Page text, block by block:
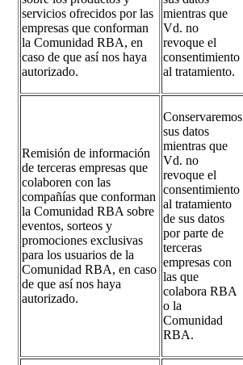
servicios ofrecidos por las
empresas que conforman
la Comunidad RBA, en
caso de que así nos haya
autorizado.
mientras que
Vd. no
revoque el
consentimiento
al tratamiento.
Remisión de información
de terceras empresas que
colaboren con las
compañías que conforman
la Comunidad RBA sobre
eventos, sorteos y
promociones exclusivas
para los usuarios de la
Comunidad RBA, en caso
de que así nos haya
autorizado.
Conservaremos
sus datos
mientras que
Vd. no
revoque el
consentimiento
al tratamiento
de sus datos
por parte de
terceras
empresas con
las que
colabora RBA
o la
Comunidad
RBA.